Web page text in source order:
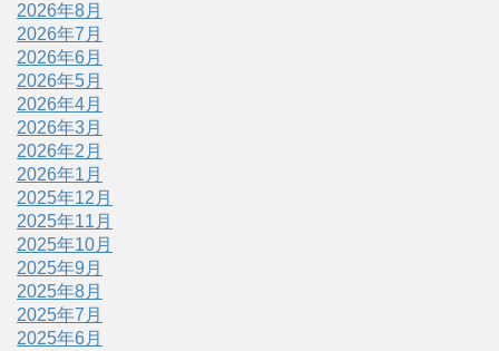
2026年8月
2026年7月
2026年6月
2026年5月
2026年4月
2026年3月
2026年2月
2026年1月
2025年12月
2025年11月
2025年10月
2025年9月
2025年8月
2025年7月
2025年6月